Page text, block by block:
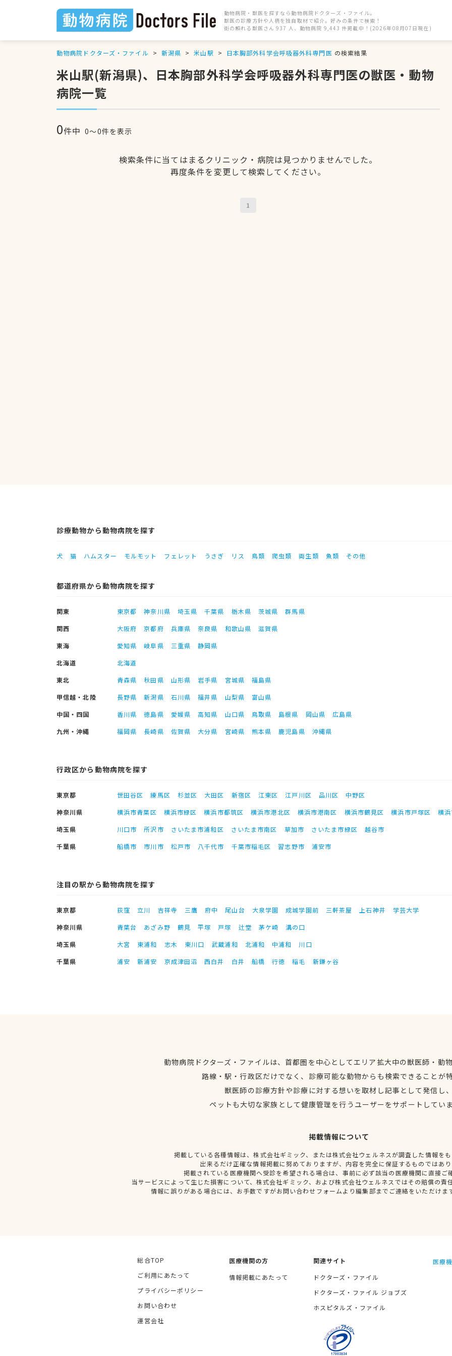
動物病院・獣医を探すなら動物病院ドクターズ・ファイル。
獣医の診療方針や人柄を独自取材で紹介。好みの条件で検索！
街の頼れる獣医さん 937 人、動物病院 9,443 件掲載中！(2026年08月07日現在)
動物病院ドクターズ・ファイル 新潟県 米山駅 日本胸部外科学会呼吸器外科専門医 の検索結果
米山駅(新潟県)、日本胸部外科学会呼吸器外科専門医の獣医・動物
病院一覧
0件中 0〜0件を表示
検索条件に当てはまるクリニック・病院は見つかりませんでした。
再度条件を変更して検索してください。
1
診療動物から動物病院を探す
犬 猫 ハムスター モルモット フェレット うさぎ リス 鳥類 爬虫類 両生類 魚類 その他
都道府県から動物病院を探す
関東 東京都 神奈川県 埼玉県 千葉県 栃木県 茨城県
群馬県
関西
大阪府 京都府 兵庫県 奈良県 和歌山県
滋賀県
東海
愛知県 岐阜県 三重県
静岡県
北海道
北海道
東北
青森県 秋田県 山形県 岩手県 宮城県
福島県
甲信越・北陸
長野県 新潟県 石川県 福井県 山梨県
富山県
中国・四国
香川県 徳島県 愛媛県 高知県 山口県 鳥取県 島根県 岡山県
広島県
九州・沖縄
福岡県 長崎県 佐賀県 大分県 宮崎県 熊本県 鹿児島県 沖縄県
行政区から動物病院を探す
東京都 世田谷区 練馬区 杉並区 大田区 新宿区 江東区 江戸川区 品川区
中野区
神奈川県
横浜市青葉区 横浜市緑区 横浜市都筑区 横浜市港北区 横浜市港南区 横浜市鶴見区 横浜市戸塚区
横
埼玉県
川口市 所沢市 さいたま市浦和区 さいたま市南区 草加市 さいたま市緑区
越谷市
千葉県
船橋市 市川市 松戸市 八千代市 千葉市稲毛区 習志野市 浦安市
注目の駅から動物病院を探す
東京都 荻窪 立川 吉祥寺 三鷹 府中 尾山台 大泉学園 成城学園前 三軒茶屋 上石神井
学芸大学
神奈川県
青葉台 あざみ野 鶴見 平塚 戸塚 辻堂 茅ケ崎
溝の口
埼玉県
大宮 東浦和 志木 東川口 武蔵浦和 北浦和 中浦和
川口
千葉県
浦安 新浦安 京成津田沼 西白井 白井 船橋 行徳 稲毛 新鎌ヶ谷
動物病院ドクターズ・ファイルは、首都圏を中心としてエリア拡大中の獣医師・動
路線・駅・行政区だけでなく、診療可能な動物からも検索できることが
獣医師の診療方針や診療に対する想いを取材し記事として発信し
ペットも大切な家族として健康管理を行うユーザーをサポートしてい
掲載情報について
掲載している各種情報は、株式会社ギミック、または株式会社ウェルネスが調査した情報を
出来るだけ正確な情報掲載に努めておりますが、内容を完全に保証するものではあ
掲載されている医療機関へ受診を希望される場合は、事前に必ず該当の医療機関に直接ご
当サービスによって生じた損害について、株式会社ギミック、および株式会社ウェルネスではその賠償の責
情報に誤りがある場合には、お手数ですがお問い合わせフォームより編集部までご連絡をいただけま
総合TOP
ご利用にあたって
プライバシーポリシー
お問い合わせ
運営会社
医療機関の方
情報掲載にあたって
関連サイト
ドクターズ・ファイル
ドクターズ・ファイル ジョブズ
ホスピタルズ・ファイル
医療